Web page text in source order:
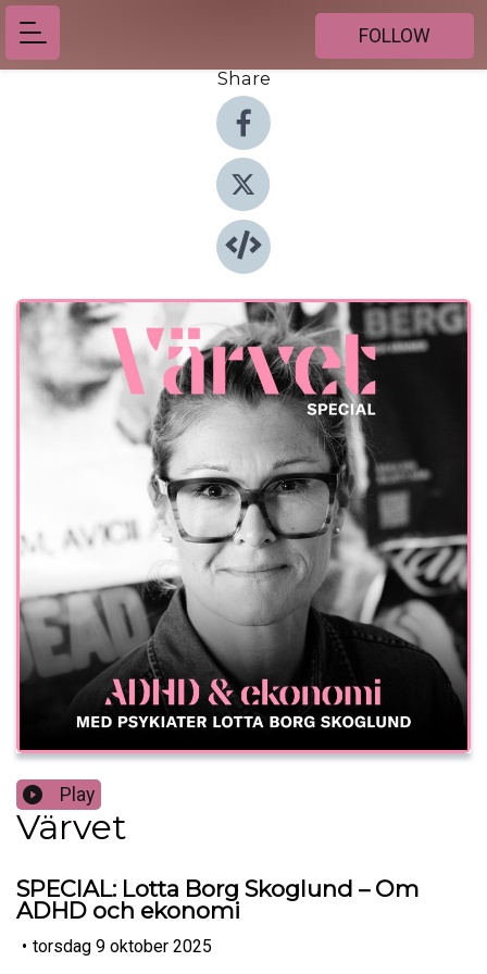
FOLLOW
Share
Play
Värvet
SPECIAL: Lotta Borg Skoglund – Om
ADHD och ekonomi
• torsdag 9 oktober 2025